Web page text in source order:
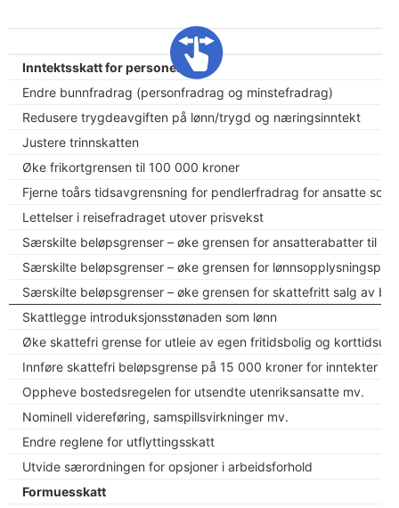
Inntektsskatt for personer
Endre bunnfradrag (personfradrag og minstefradrag)
Redusere trygdeavgiften på lønn/trygd og næringsinntekt
Justere trinnskatten
Øke frikortgrensen til 100 000 kroner
Fjerne toårs tidsavgrensning for pendlerfradrag for ansatte
Lettelser i reisefradraget utover prisvekst
Særskilte beløpsgrenser – øke grensen for ansatterabatter til
Særskilte beløpsgrenser – øke grensen for
Særskilte beløpsgrenser – øke grensen for skattefritt salg av
Skattlegge introduksjonsstønaden som lønn
Øke skattefri grense for utleie av egen fritidsbolig og
Innføre skattefri beløpsgrense på 15 000 kroner for inntekter
Oppheve bostedsregelen for utsendte utenriksansatte mv.
Nominell videreføring, samspillsvirkninger mv.
Endre reglene for utflyttingsskatt
Utvide særordningen for opsjoner i arbeidsforhold
Formuesskatt